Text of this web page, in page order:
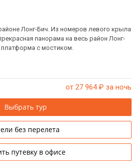
Лонг-Бич. Из номеров левого крыла
панорама на весь район Лонг-
с мостиком.
от 27 964₽ за ночь
Выбрать тур
без перелета
путевку в офисе